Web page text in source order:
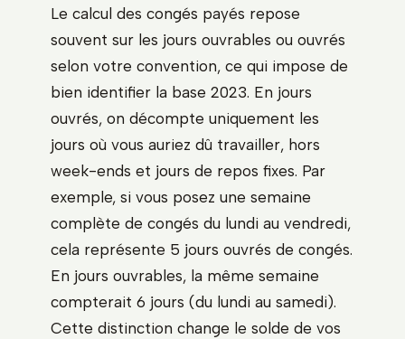
Le calcul des congés payés repose
souvent sur les jours ouvrables ou ouvrés
selon votre convention, ce qui impose de
bien identifier la base 2023. En jours
ouvrés, on décompte uniquement les
jours où vous auriez dû travailler, hors
week-ends et jours de repos fixes. Par
exemple, si vous posez une semaine
complète de congés du lundi au vendredi,
cela représente 5 jours ouvrés de congés.
En jours ouvrables, la même semaine
compterait 6 jours (du lundi au samedi).
Cette distinction change le solde de vos